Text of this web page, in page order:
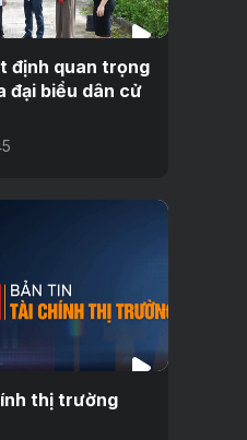
định quan trọng
đại biểu dân cử
thị trường